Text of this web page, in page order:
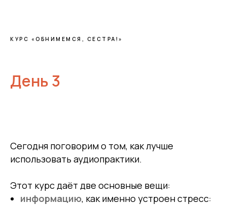
КУРС «ОБНИМЕМСЯ, СЕСТРА!»
День 3
Сегодня поговорим о том, как лучше
использовать аудиопрактики.
Этот курс даёт две основные вещи:
информацию, как именно устроен стресс: